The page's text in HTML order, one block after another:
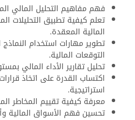
فهم مفاهيم التحليل المالي
تعلم كيفية تطبيق التحليلات
المالية المعقدة.
تطوير مهارات استخدام
التوقعات المالية.
تحليل تقارير الأداء المالي
اكتساب القدرة على اتخاذ
استراتيجية.
معرفة كيفية تقييم المخاطر
تحسين فهم الأسواق المالية